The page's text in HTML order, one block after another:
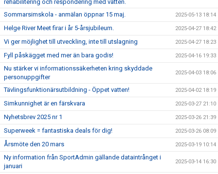
rehabilitering och respondering med vatten.
Sommarsimskola - anmälan öppnar 15 maj. 2025-05-13 18:14
Helge River Meet firar i år 5-årsjubileum. 2025-04-27 18:42
Vi ger möjlighet till utveckling, inte till utslagning 2025-04-27 18:23
Fyll påskägget med mer än bara godis! 2025-04-16 19:33
Nu stärker vi informationssäkerheten kring skyddade
personuppgifter
2025-04-03 18:06
Tävlingsfunktionärsutbildning - Öppet vatten! 2025-04-02 18:19
Simkunnighet är en färskvara 2025-03-27 21:10
Nyhetsbrev 2025 nr 1 2025-03-26 21:39
Superweek = fantastiska deals för dig! 2025-03-26 08:09
Årsmöte den 20 mars 2025-03-19 10:14
Ny information från SportAdmin gällande dataintrånget i
januari
2025-03-14 16:30